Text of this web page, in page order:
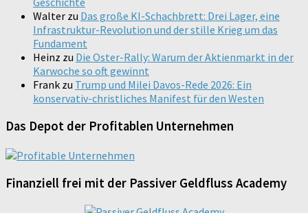
Walter zu Das große KI-Schachbrett: Drei Lager, eine
Infrastruktur-Revolution und der stille Krieg um das
Fundament
Heinz zu Die Oster-Rally: Warum der Aktienmarkt in der
Karwoche so oft gewinnt
Frank zu Trump und Milei Davos-Rede 2026: Ein
konservativ-christliches Manifest für den Westen
Das Depot der Profitablen Unternehmen
Finanziell frei mit der Passiver Geldfluss Academy